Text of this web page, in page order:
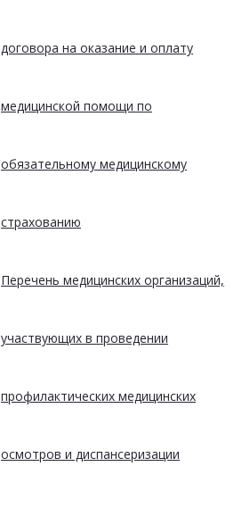
договора на оказание и оплату
медицинской помощи по
обязательному медицинскому
страхованию
Перечень медицинских организаций,
участвующих в проведении
профилактических медицинских
осмотров и диспансеризации